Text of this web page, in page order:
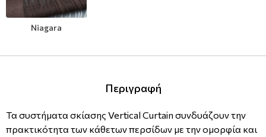
Niagara
Περιγραφή
Τα συστήματα σκίασης Vertical Curtain συνδυάζουν την
πρακτικότητα των κάθετων περσίδων με την ομορφία και
Μπορντούρες
Απομίμηση Μωσαικό-Ψηφίδα